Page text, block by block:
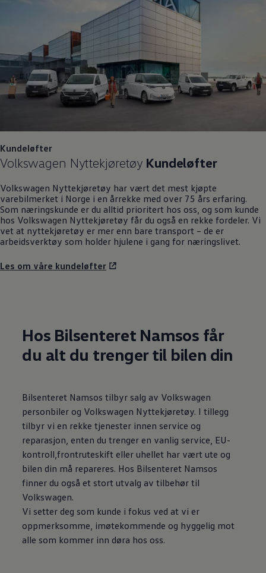
Kundeløfter
Volkswagen Nyttekjøretøy Kundeløfter
Volkswagen Nyttekjøretøy har vært det mest kjøpte
varebilmerket i Norge i en årrekke med over 75 års erfaring.
Som næringskunde er du alltid prioritert hos oss, og som kunde
hos Volkswagen Nyttekjøretøy får du også en rekke fordeler. Vi
vet at nyttekjøretøy er mer enn bare transport – de er
arbeidsverktøy som holder hjulene i gang for næringslivet.
Les om våre kundeløfter
Hos Bilsenteret Namsos får
du alt du trenger til bilen din
Bilsenteret Namsos tilbyr salg av Volkswagen
personbiler og Volkswagen Nyttekjøretøy. I tillegg
tilbyr vi en rekke tjenester innen service og
reparasjon, enten du trenger en vanlig service, EU-
kontroll,frontruteskift eller uhellet har vært ute og
bilen din må repareres. Hos Bilsenteret Namsos
finner du også et stort utvalg av tilbehør til
Volkswagen.
Vi setter deg som kunde i fokus ved at vi er
oppmerksomme, imøtekommende og hyggelig mot
alle som kommer inn døra hos oss.